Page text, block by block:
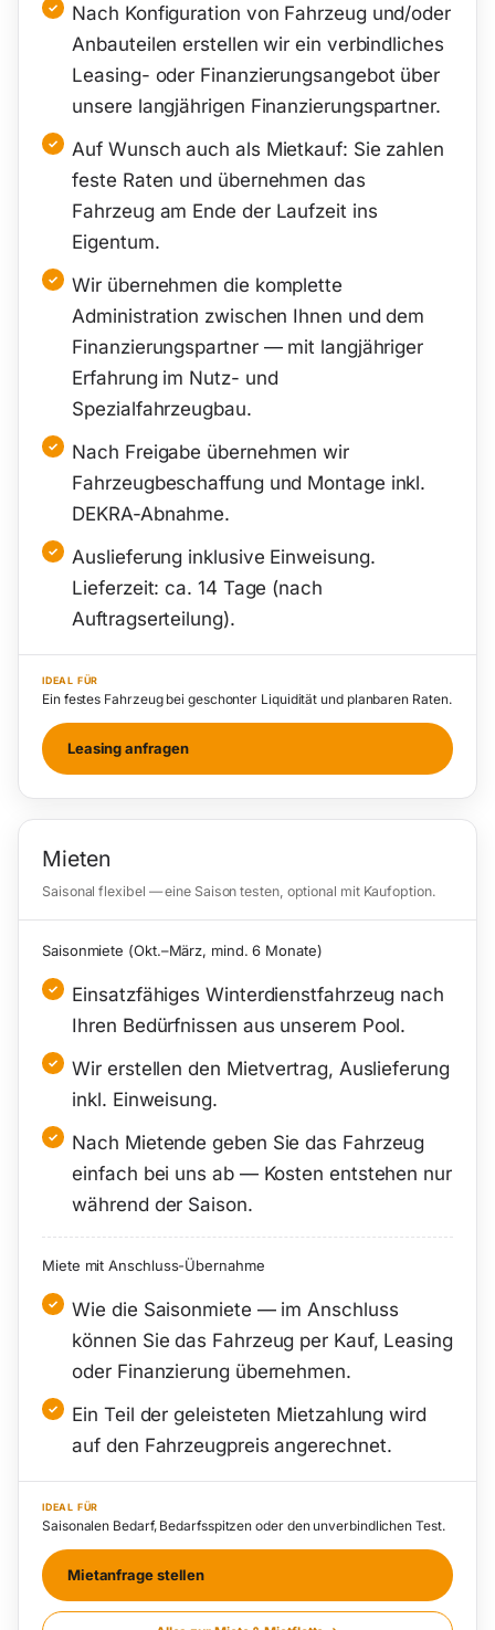
Nach Konfiguration von Fahrzeug und/oder
Anbauteilen erstellen wir ein verbindliches
Leasing- oder Finanzierungsangebot über
unsere langjährigen Finanzierungspartner.
Auf Wunsch auch als Mietkauf: Sie zahlen
feste Raten und übernehmen das
Fahrzeug am Ende der Laufzeit ins
Eigentum.
Wir übernehmen die komplette
Administration zwischen Ihnen und dem
Finanzierungspartner — mit langjähriger
Erfahrung im Nutz- und
Spezialfahrzeugbau.
Nach Freigabe übernehmen wir
Fahrzeugbeschaffung und Montage inkl.
DEKRA-Abnahme.
Auslieferung inklusive Einweisung.
Lieferzeit: ca. 14 Tage (nach
Auftragserteilung).
IDEAL FÜR
Ein festes Fahrzeug bei geschonter Liquidität und planbaren Raten.
Leasing anfragen
Mieten
Saisonal flexibel — eine Saison testen, optional mit Kaufoption.
Saisonmiete (Okt.–März, mind. 6 Monate)
Einsatzfähiges Winterdienstfahrzeug nach
Ihren Bedürfnissen aus unserem Pool.
Wir erstellen den Mietvertrag, Auslieferung
inkl. Einweisung.
Nach Mietende geben Sie das Fahrzeug
einfach bei uns ab — Kosten entstehen nur
während der Saison.
Miete mit Anschluss-Übernahme
Wie die Saisonmiete — im Anschluss
können Sie das Fahrzeug per Kauf, Leasing
oder Finanzierung übernehmen.
Ein Teil der geleisteten Mietzahlung wird
auf den Fahrzeugpreis angerechnet.
IDEAL FÜR
Saisonalen Bedarf, Bedarfsspitzen oder den unverbindlichen Test.
Mietanfrage stellen